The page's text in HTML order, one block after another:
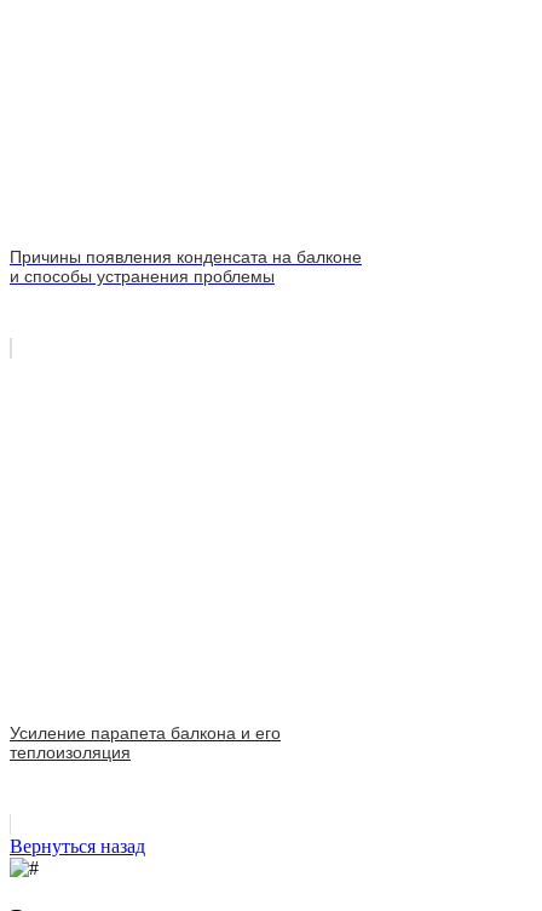
Причины появления конденсата на балконе
и способы устранения проблемы
Усиление парапета балкона и его
теплоизоляция
Вернуться назад